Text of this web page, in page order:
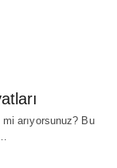
arıyorsunuz? Bu